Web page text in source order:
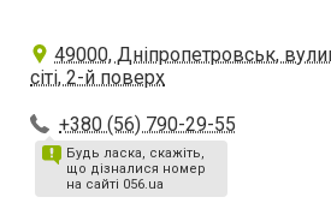
49000, Дніпропетровськ,
сіті, 2-й поверх
+380 (56) 790-29-55
Будь ласка, скажіть,
що дізналися номер
на сайті 056.ua